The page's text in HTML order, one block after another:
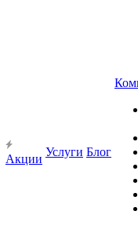
Акции
Услуги Блог